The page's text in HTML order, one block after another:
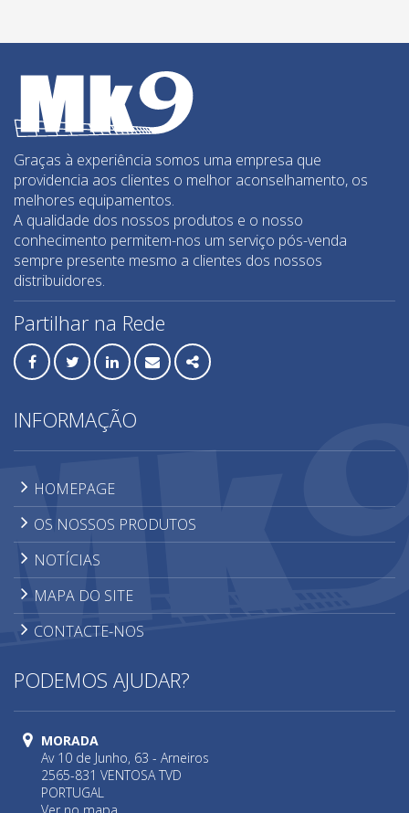
Lixadeiras paredes e tetos
Máquina de Roços
Máquinas de corte elétricas
Máquinas de corte Manual
Máquinas de preparação pisos
Medição / Detectores
Misturadores
Mós de desbaste
Movimentação de azulejo
Perfilagem de topos
RLS - Niveladores azulejo
Sistemas de elevação
Sistemas de furação
Graças à experiência somos uma empresa que
providencia aos clientes o melhor aconselhamento, os
melhores equipamentos.
A qualidade dos nossos produtos e o nosso
conhecimento permitem-nos um serviço pós-venda
sempre presente mesmo a clientes dos nossos
distribuidores.
Partilhar na Rede
FacebookTwitterLinkedinEmail Share
INFORMAÇÃO
HOMEPAGE
OS NOSSOS PRODUTOS
NOTÍCIAS
MAPA DO SITE
CONTACTE-NOS
PODEMOS AJUDAR?
MORADA
Av 10 de Junho, 63 - Arneiros
2565-831 VENTOSA TVD
PORTUGAL